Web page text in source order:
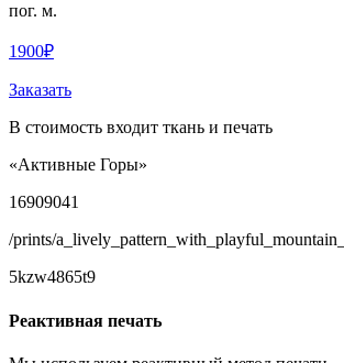
пог. м.
1900₽
Заказать
В стоимость входит ткань и печать
«Активные Горы»
16909041
/prints/
5kzw4865t9
Реактивная печать